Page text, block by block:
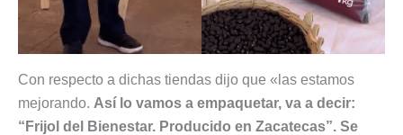
Con respecto a dichas tiendas dijo que «las estamos
mejorando. Así lo vamos a empaquetar, va a decir:
“Frijol del Bienestar. Producido en Zacatecas”. Se